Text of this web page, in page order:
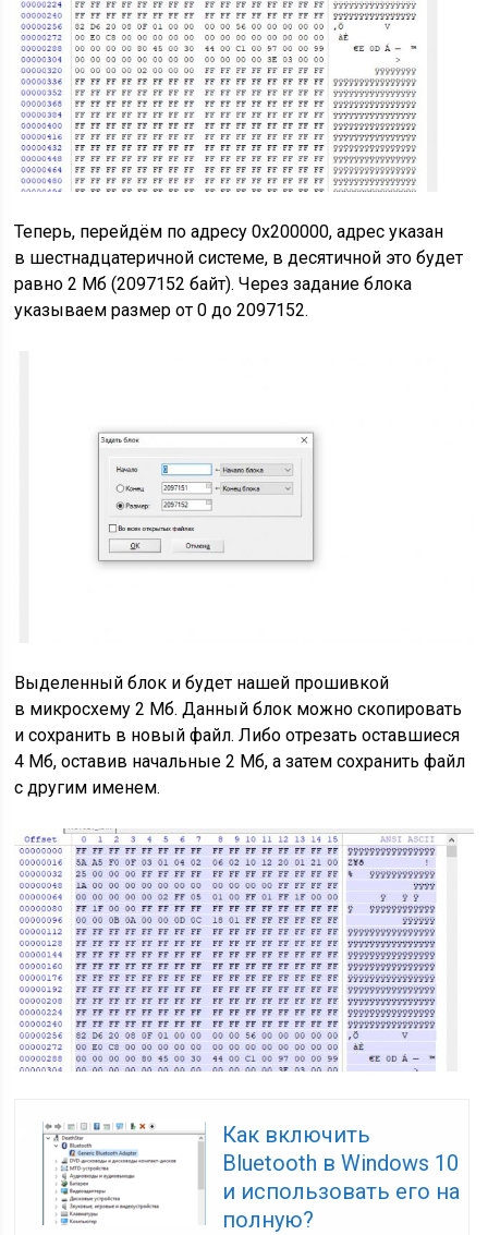
Теперь, перейдём по адресу 0x200000, адрес указан
в шестнадцатеричной системе, в десятичной это будет
равно 2 Мб (2097152 байт). Через задание блока
указываем размер от 0 до 2097152.
Выделенный блок и будет нашей прошивкой
в микросхему 2 Мб. Данный блок можно скопировать
и сохранить в новый файл. Либо отрезать оставшиеся
4 Мб, оставив начальные 2 Мб, а затем сохранить файл
с другим именем.
Как включить
Bluetooth в Windows 10
и использовать его на
полную?